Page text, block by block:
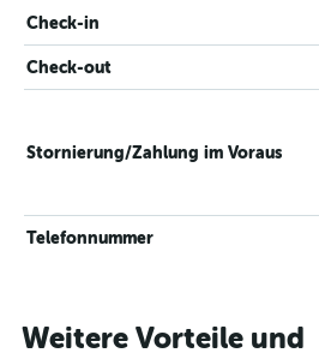
Check-in
Check-out
Stornierung/Zahlung im Voraus
Telefonnummer
Weitere Vorteile und